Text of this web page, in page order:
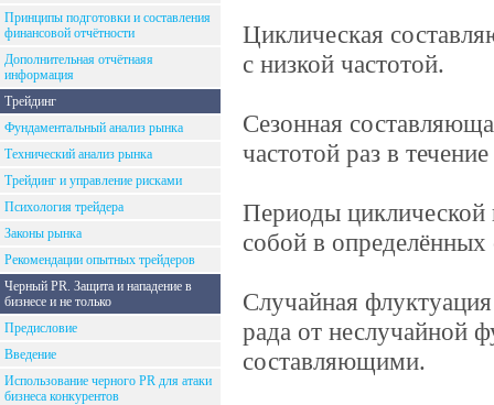
Принципы подготовки и составления
финансовой отчётности
Дополнительная отчётнаяя
информация
Трейдинг
Фундаментальный анализ рынка
Технический анализ рынка
Трейдинг и управление рисками
Психология трейдера
Законы рынка
Рекомендации опытных трейдеров
Черный PR. Защита и нападение в
бизнесе и не только
Предисловие
Введение
Использование черного PR для атаки
бизнеса конкурентов
Циклическая
с низкой частотой.
Сезонная
частотой раз в течение
Периоды циклической
собой в
Случайная
рада от неслучайной
составляющими.